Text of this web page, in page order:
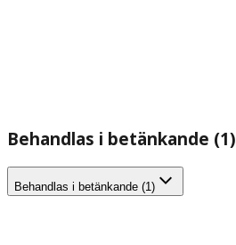
Behandlas i betänkande (1)
Behandlas i betänkande (1)